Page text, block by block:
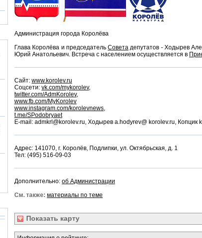
Администрация города Королёва
Глава Королёва и председательСовета депутатов - Ходырев
Юрий Анатольевич. Встреча с населением осуществляется в
Сайт: www.korolev.ru
Соцсети: vk.com/mykorolev,
twitter.com/AdmKorolev,
www.fb.com/MyKorolev
www.instagram.com/korolevnews,
t.me/SPodobryaet
E-mail: admkrl@korolev.ru, Ходырев a.hodyrev@ korolev.ru, Копцик
Адрес: 141070, г. Королёв, Подлипки, ул. Октябрьская, д. 1
Тел: (495) 516-09-03
Дополнительно: об Администрации
См. также: материалы по теме
Показать карту